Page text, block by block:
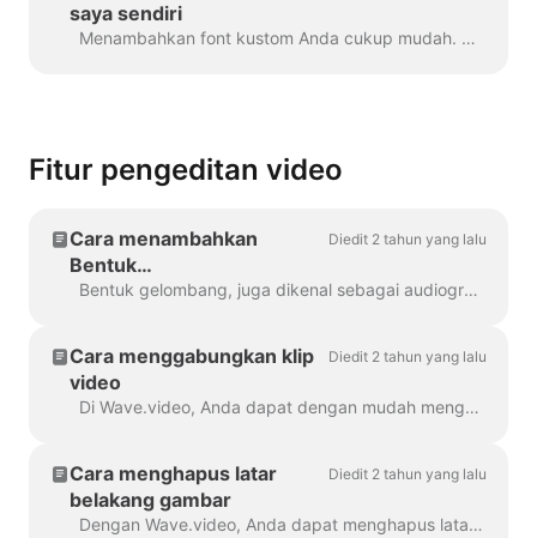
saya sendiri
Menambahkan font kustom Anda cukup mudah. Cara pertama untuk melakukannya adalah dengan Brand Manager . Di proyek apa pun, klik "Kelola Merek", ada di bagian atas ...
Fitur pengeditan video
Cara menambahkan
Bentuk
Gelombang/Audiogram ke
Wave.video
Diedit 2 tahun yang lalu
Bentuk gelombang, juga dikenal sebagai audiogram atau gelombang suara visual, adalah animasi yang memvisualisasikan suara video Anda. Buat bentuk gelombang untuk podcast Anda...
Cara menggabungkan klip
video
Diedit 2 tahun yang lalu
Di Wave.video, Anda dapat dengan mudah menggabungkan dua atau lebih klip video atau gambar untuk membuat video yang lebih panjang. Untuk melakukannya, buka https://wave.video/id/ dan klik...
Cara menghapus latar
belakang gambar
Diedit 2 tahun yang lalu
Dengan Wave.video, Anda dapat menghapus latar belakang dari gambar yang Anda unggah ke perpustakaan media. Ini sangat berguna ketika Anda ingin membuat video thumbnail...